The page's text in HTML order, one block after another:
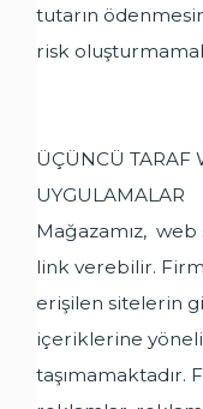
tutarın
risk
ÜÇÜNCÜ TARAF
UYGULAMALAR
Mağazamız,
link verebilir.
erişilen sitelerin
içeriklerine
taşımamaktadır.